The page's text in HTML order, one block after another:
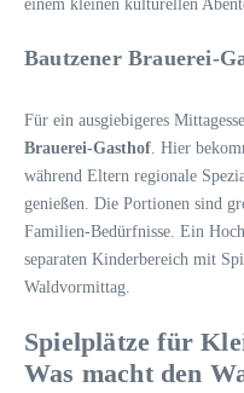
einem kleinen kulturellen
Bautzener Brauerei-
Für ein ausgiebigeres
Brauerei-Gasthof. Hier
während Eltern regionale
genießen. Die Portionen sind
Familien-Bedürfnisse. Ein
separaten Kinderbereich mit
Waldvormittag.
Spielplätze für
Was macht den